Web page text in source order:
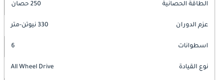
الطاقة الحصانية 250 حصان
عزم الدوران 330 نيوتن-متر
اسطوانات 6
نوع القيادة All Wheel Drive